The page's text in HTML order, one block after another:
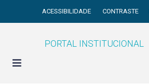
ACESSIBILIDADE CONTRASTE
PORTAL INSTITUCIONAL